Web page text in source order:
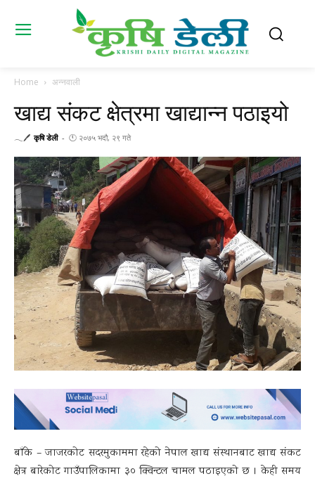
Home अन्नवाली
खाद्य संकट क्षेत्रमा खाद्यान्न पठाइयो
𓂃🖊 कृषि डेली - 🕚 २०७५ भदौ, २९ गते
बाँके – जाजरकोट सदरमुकाममा रहेको नेपाल खाद्य संस्थानबाट खाद्य संकट
क्षेत्र बारेकोट गाउँपालिकामा ३० क्विन्टल चामल पठाइएको छ । केही समय